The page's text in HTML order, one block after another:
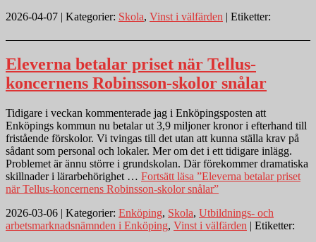
2026-04-07 | Kategorier: Skola, Vinst i välfärden | Etiketter:
Eleverna betalar priset när Tellus-
koncernens Robinsson-skolor snålar
Tidigare i veckan kommenterade jag i Enköpingsposten att
Enköpings kommun nu betalar ut 3,9 miljoner kronor i efterhand till
fristående förskolor. Vi tvingas till det utan att kunna ställa krav på
sådant som personal och lokaler. Mer om det i ett tidigare inlägg.
Problemet är ännu större i grundskolan. Där förekommer dramatiska
skillnader i lärarbehörighet … Fortsätt läsa ”Eleverna betalar priset
när Tellus-koncernens Robinsson-skolor snålar”
2026-03-06 | Kategorier: Enköping, Skola, Utbildnings- och
arbetsmarknadsnämnden i Enköping, Vinst i välfärden | Etiketter: